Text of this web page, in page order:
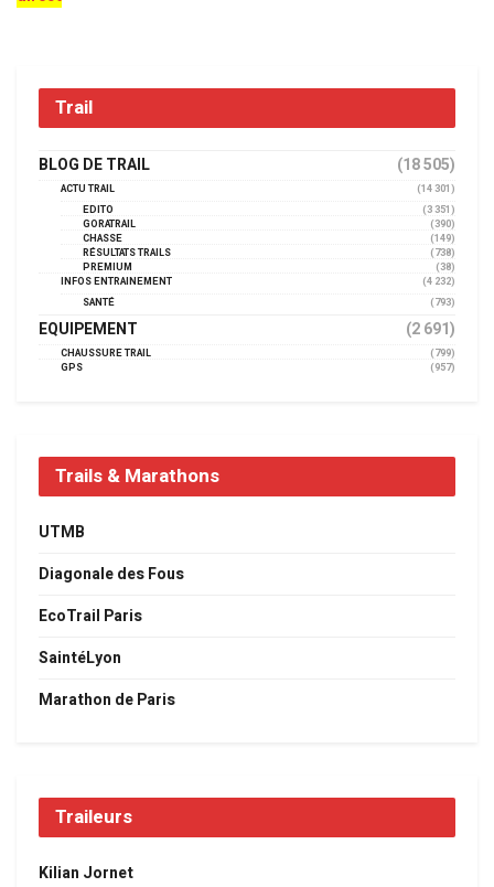
Trail
BLOG DE TRAIL (18 505)
ACTU TRAIL
(14 301)
EDITO
(3 351)
GORATRAIL
(390)
CHASSE
(149)
RÉSULTATS TRAILS
(738)
PREMIUM
(38)
INFOS ENTRAINEMENT
(4 232)
SANTÉ
(793)
EQUIPEMENT (2 691)
CHAUSSURE TRAIL
(799)
GPS
(957)
Trails & Marathons
UTMB
Diagonale des Fous
EcoTrail Paris
SaintéLyon
Marathon de Paris
Traileurs
Kilian Jornet